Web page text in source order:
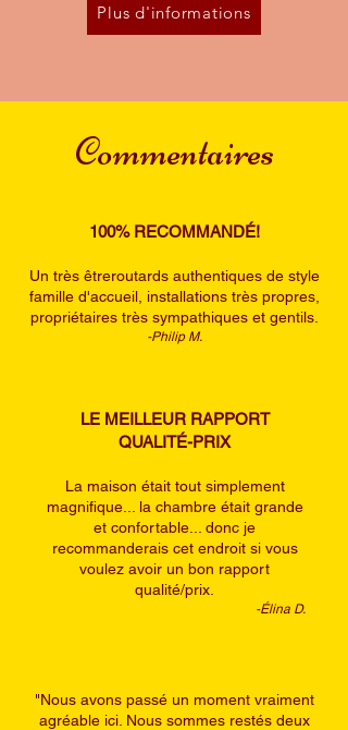
Plus d'informations
Commentaires
100% RECOMMANDÉ!
Un très êtreroutards authentiques de style
famille d'accueil, installations très propres,
propriétaires très sympathiques et gentils.
-Philip M.
LE MEILLEUR RAPPORT
QUALITÉ-PRIX
La maison était tout simplement
magnifique... la chambre était grande
et confortable... donc je
recommanderais cet endroit si vous
voulez avoir un bon rapport
qualité/prix.
-Élina D.
"Nous avons passé un moment vraiment
agréable ici. Nous sommes restés deux